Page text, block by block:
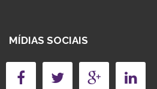
MÍDIAS SOCIAIS